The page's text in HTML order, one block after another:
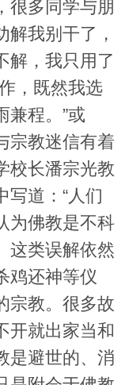
很多同学与朋
我别干了，
解，我只用了
，既然我选
兼程。”或
宗教迷信有着
校长潘宗光教
写道：“人们
为佛教是不科
这类误解依然
鸡还神等仪
宗教。很多故
开就出家当和
是避世的、消